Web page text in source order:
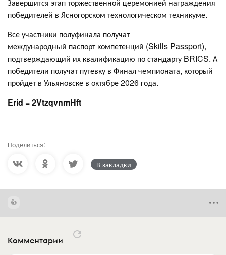
Завершится этап торжественной церемонией награждения
победителей в Ясногорском технологическом техникуме.
Все участники полуфинала получат
международный паспорт компетенций (Skills Passport),
подтверждающий их квалификацию по стандарту BRICS. А
победители получат путевку в Финал чемпионата, который
пройдет в Ульяновске в октябре 2026 года.
Erid = 2VtzqvnmHft
Поделиться:
В закладки
Комментарии